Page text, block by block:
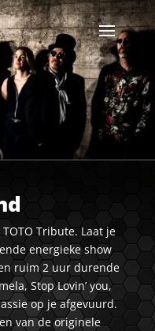
Tribute. Laat je
energieke show
ruim 2 uur durende
Stop Lovin’ you,
op je afgevuurd.
van de originele